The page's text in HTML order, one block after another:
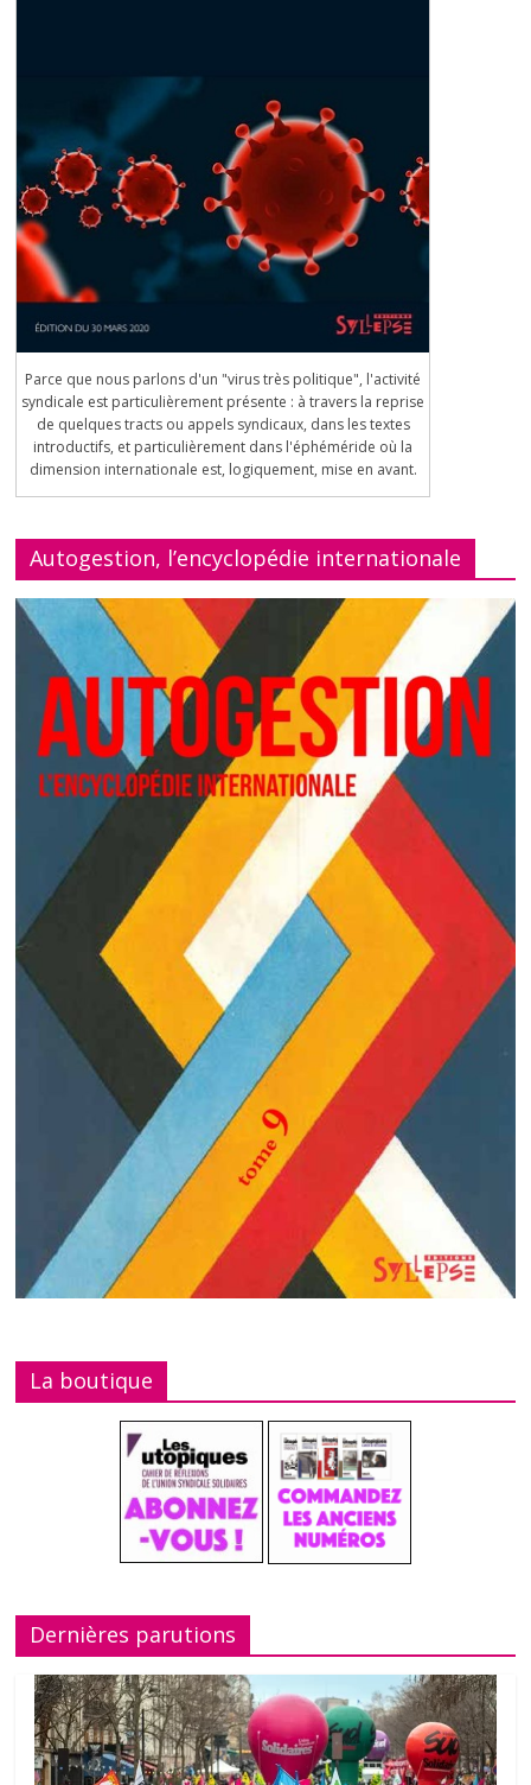
Parce que nous parlons d'un "virus très politique", l'activité
syndicale est particulièrement présente : à travers la reprise
de quelques tracts ou appels syndicaux, dans les textes
introductifs, et particulièrement dans l'éphéméride où la
dimension internationale est, logiquement, mise en avant.
Autogestion, l’encyclopédie internationale
La boutique
Dernières parutions